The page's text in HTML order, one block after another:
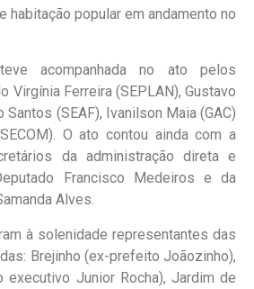
habitação popular em andamento no
acompanhada no ato pelos
Virgínia Ferreira (SEPLAN), Gustavo
Santos (SEAF), Ivanilson Maia (GAC)
O ato contou ainda com a
da administração direta e
Francisco Medeiros e da
Alves.
à solenidade representantes das
Brejinho (ex-prefeito Joãozinho),
executivo Junior Rocha), Jardim de